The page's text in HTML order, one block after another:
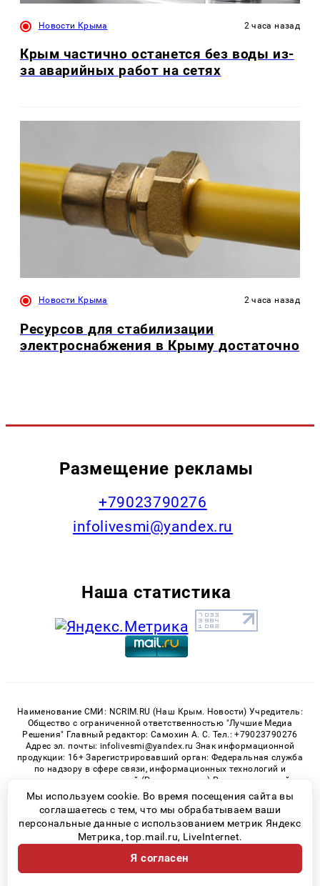
Новости Крыма 2 часа назад
Крым частично останется без воды из-
за аварийных работ на сетях
Новости Крыма 2 часа назад
Ресурсов для стабилизации
электроснабжения в Крыму достаточно
Размещение рекламы
+79023790276
infolivesmi@yandex.ru
Наша статистика
Наименование СМИ: NCRIM.RU (Наш Крым. Новости) Учредитель:
Общество с ограниченной ответственностью "Лучшие Медиа
Решения" Главный редактор: Самохин А. С. Тел.: +79023790276
Адрес эл. почты: infolivesmi@yandex.ru Знак информационной
продукции: 16+ Зарегистрировавший орган: Федеральная служба
по надзору в сфере связи, информационных технологий и
массовых коммуникаций (Роскомнадзор) Регистрационный
номер СМИ ЭЛ № ФС 77 - 81150 от 02.06.2021
© 2026 «nCrim.ru» | Все права защищены
Возрастная категория сайта 16+
Политика конфиденциальности
Мы используем cookie. Во время посещения сайта вы
соглашаетесь с тем, что мы обрабатываем ваши
персональные данные с использованием метрик Яндекс
Метрика, top.mail.ru, LiveInternet.
Я согласен